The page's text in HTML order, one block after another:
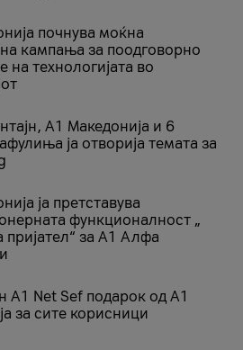
почнува моќна
кампања за поодговорно
на технологијата во
A1 Македонија и 6
ја отворија темата за
ја претставува
функционалност „
пријател“ за А1 Алфа
A1 Net Sеf подарок од А1
за сите корисници